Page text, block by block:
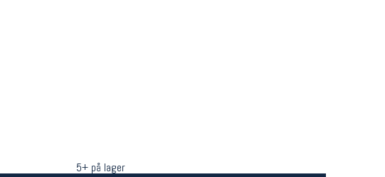
5+ på lager